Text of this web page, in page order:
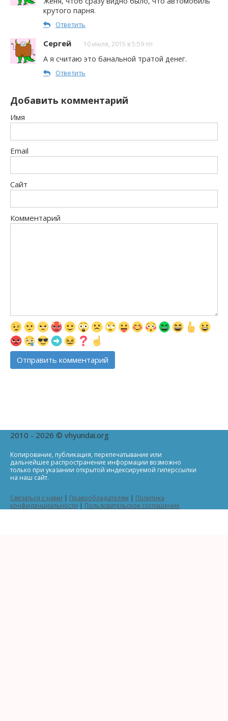
крутого парня.
Ответить
Сергей 10 июля, 2015 в 5:59 пп
А я считаю это банальной тратой денег.
Ответить
Добавить комментарий
Имя
Email
Сайт
Комментарий
2010 - 2026 © vhyundai.org
Копирование, публикация, перепечатывание или
дальнейшее распространение информации возможно
только при указании открытой индексируемой гиперссылки
на наш сайт.
Связаться с нами | Правообладателям | Политика
конфиденциальности | Пользовательское соглашение